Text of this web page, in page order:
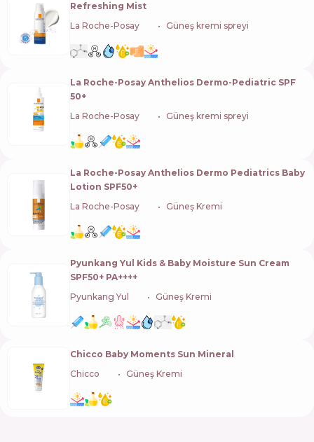
Refreshing Mist
La Roche-Posay
Güneş kremi spreyi
La Roche-Posay Anthelios Dermo-Pediatric SPF
50+
La Roche-Posay
Güneş kremi spreyi
La Roche-Posay Anthelios Dermo Pediatrics Baby
Lotion SPF50+
La Roche-Posay
Güneş Kremi
Pyunkang Yul Kids & Baby Moisture Sun Cream
SPF50+ PA++++
Pyunkang Yul
Güneş Kremi
Chicco Baby Moments Sun Mineral
Chicco
Güneş Kremi